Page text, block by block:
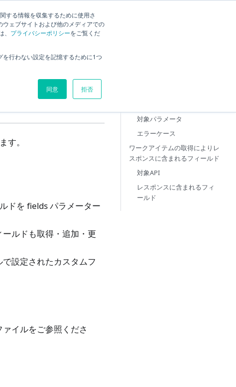
する情報を収集するために使用さ
ェブサイトおよび他のメディアでの
プライバシーポリシーをご覧くだ
行わない設定を記憶するために1つ
同意 拒否
ルドに
す。
ドを fields パラメーター
ルドも取得・追加・更
設定されたカスタムフ
イルをご参照くださ
対象パラメータ
エラーケース
ワークアイテムの取得によりレ
スポンスに含まれるフィールド
対象API
レスポンスに含まれるフィ
ールド